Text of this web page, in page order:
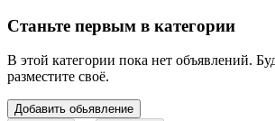
Станьте первым в категории
В этой категории пока нет объявлений.
разместите своё.
Добавить обьявление